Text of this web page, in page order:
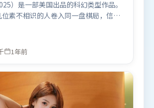
）是一部美国出品的科幻类型作品。
素不相识的人卷入同一盘棋局，信任
。摄影与美术共同营造出强烈地域气
。由林超贤执导，刘德华、张家辉、
迪等联袂出演。影片于2025年5月24
1年前